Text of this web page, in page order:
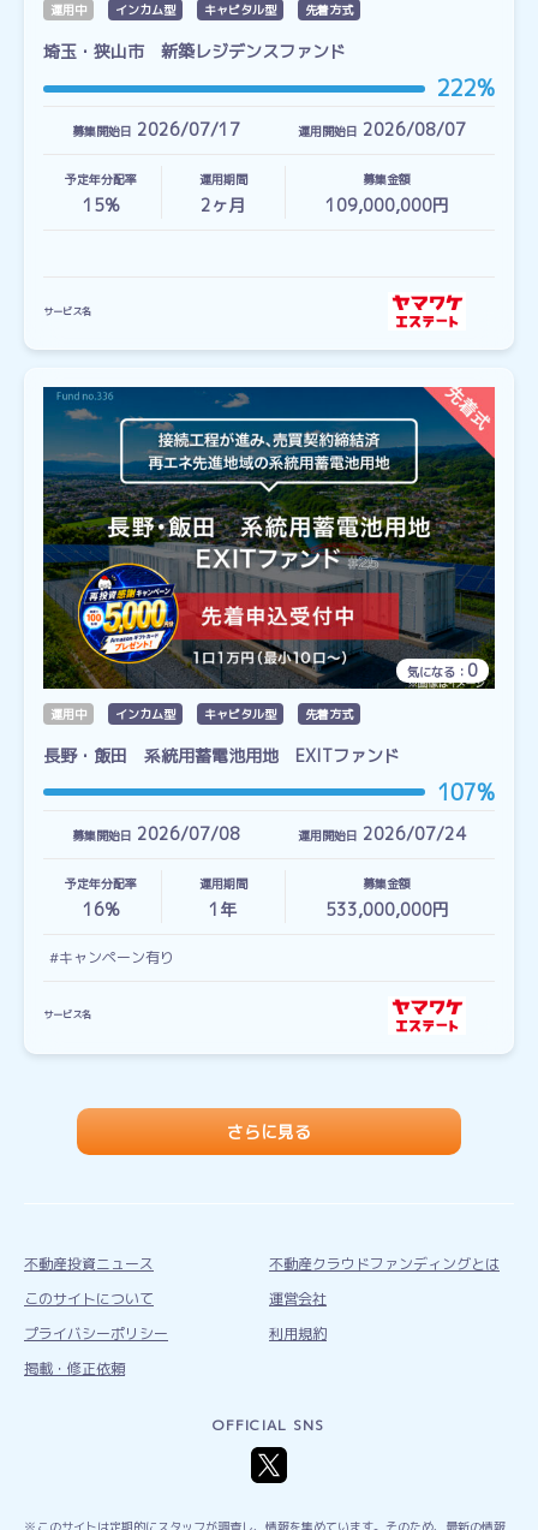
運用中 インカム型 キャピタル型 先着方式
埼玉・狭山市 新築レジデンスファンド
222%
募集開始日 2026/07/17 運用開始日 2026/08/07
予定年分配率
15%
運用期間
2ヶ月
募集金額
109,000,000円
サービス名
気になる： 0
運用中 インカム型 キャピタル型 先着方式
長野・飯田 系統用蓄電池用地 EXITファンド
107%
募集開始日 2026/07/08 運用開始日 2026/07/24
予定年分配率
16%
運用期間
1 年
募集金額
533,000,000円
#キャンペーン有り
サービス名
さらに見る
不動産投資ニュース
不動産クラウドファンディングとは
このサイトについて
運営会社
プライバシーポリシー
利用規約
掲載・修正依頼
OFFICIAL SNS
このサイトは定期的にスタッフが調査し、情報を集めています。そのため、最新の情報